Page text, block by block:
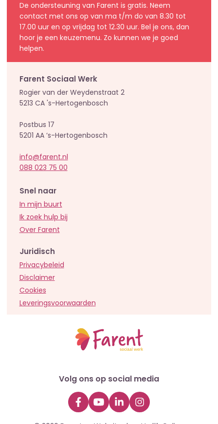
De ondersteuning van Farent is gratis. Neem
contact met ons op van ma t/m do van 8.30 tot
17.00 uur en op vrijdag tot 12.30 uur. Bel je ons, dan
hoor je een keuzemenu. Zo kunnen we je goed
helpen.
Farent Sociaal Werk
Rogier van der Weydenstraat 2
5213 CA 's-Hertogenbosch
Postbus 17
5201 AA ’s-Hertogenbosch
info@farent.nl
088 023 75 00
Snel naar
In mijn buurt
Ik zoek hulp bij
Over Farent
Juridisch
Privacybeleid
Disclaimer
Cookies
Leveringsvoorwaarden
Volg ons op social media